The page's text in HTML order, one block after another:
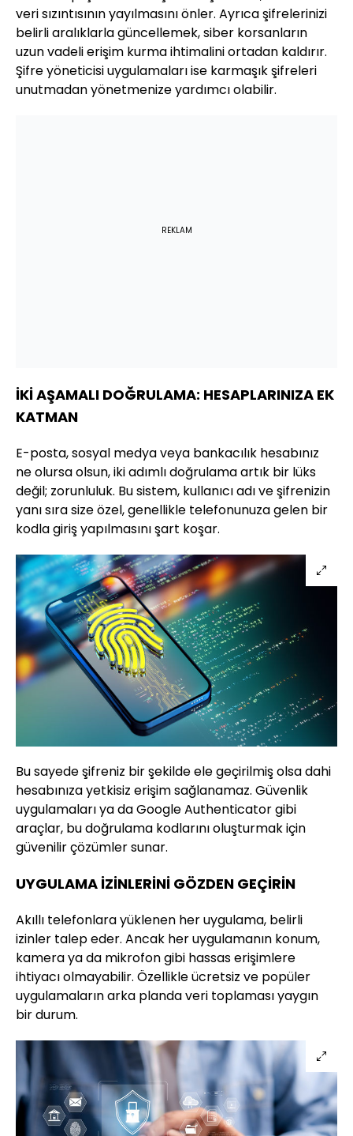
veri sızıntısının yayılmasını önler. Ayrıca şifrelerinizi
belirli aralıklarla güncellemek, siber korsanların
uzun vadeli erişim kurma ihtimalini ortadan kaldırır.
Şifre yöneticisi uygulamaları ise karmaşık şifreleri
unutmadan yönetmenize yardımcı olabilir.
REKLAM
İKİ AŞAMALI DOĞRULAMA: HESAPLARINIZA EK
KATMAN
E-posta, sosyal medya veya bankacılık hesabınız
ne olursa olsun, iki adımlı doğrulama artık bir lüks
değil; zorunluluk. Bu sistem, kullanıcı adı ve şifrenizin
yanı sıra size özel, genellikle telefonunuza gelen bir
kodla giriş yapılmasını şart koşar.
Bu sayede şifreniz bir şekilde ele geçirilmiş olsa dahi
hesabınıza yetkisiz erişim sağlanamaz. Güvenlik
uygulamaları ya da Google Authenticator gibi
araçlar, bu doğrulama kodlarını oluşturmak için
güvenilir çözümler sunar.
UYGULAMA İZİNLERİNİ GÖZDEN GEÇİRİN
Akıllı telefonlara yüklenen her uygulama, belirli
izinler talep eder. Ancak her uygulamanın konum,
kamera ya da mikrofon gibi hassas erişimlere
ihtiyacı olmayabilir. Özellikle ücretsiz ve popüler
uygulamaların arka planda veri toplaması yaygın
bir durum.